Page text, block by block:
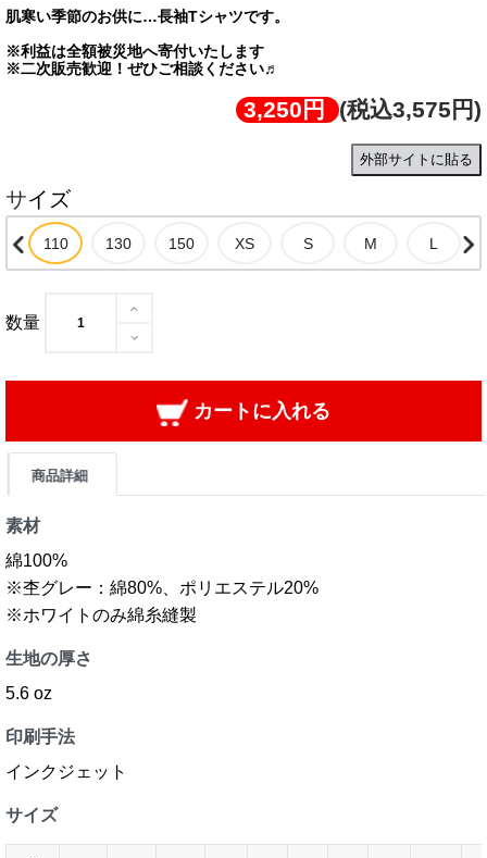
肌寒い季節のお供に…長袖Tシャツです。
※利益は全額被災地へ寄付いたします
※二次販売歓迎！ぜひご相談ください♬
3,250円 (税込3,575円)
外部サイトに貼る
サイズ
数量
カートに入れる
商品詳細
素材
綿100%
※杢グレー：綿80%、ポリエステル20%
※ホワイトのみ綿糸縫製
生地の厚さ
5.6 oz
印刷手法
インクジェット
サイズ